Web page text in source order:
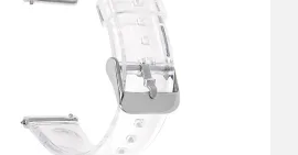
au panier